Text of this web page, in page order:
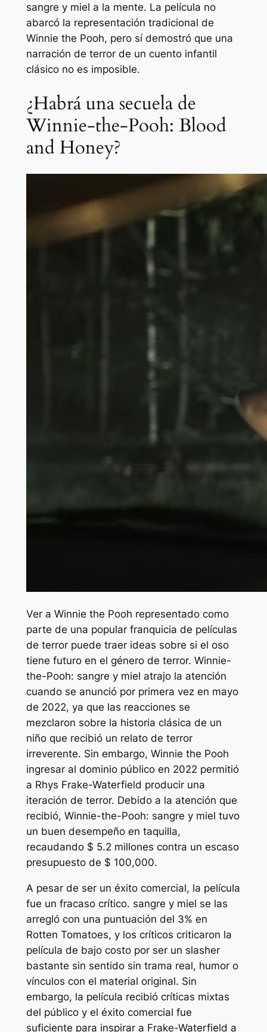
sangre y miel a la mente. La película no
abarcó la representación tradicional de
Winnie the Pooh, pero sí demostró que una
narración de terror de un cuento infantil
clásico no es imposible.
¿Habrá una secuela de
Winnie-the-Pooh: Blood
and Honey?
Ver a Winnie the Pooh representado como
parte de una popular franquicia de películas
de terror puede traer ideas sobre si el oso
tiene futuro en el género de terror. Winnie-
the-Pooh: sangre y miel atrajo la atención
cuando se anunció por primera vez en mayo
de 2022, ya que las reacciones se
mezclaron sobre la historia clásica de un
niño que recibió un relato de terror
irreverente. Sin embargo, Winnie the Pooh
ingresar al dominio público en 2022 permitió
a Rhys Frake-Waterfield producir una
iteración de terror. Debido a la atención que
recibió, Winnie-the-Pooh: sangre y miel tuvo
un buen desempeño en taquilla,
recaudando $ 5.2 millones contra un escaso
presupuesto de $ 100,000.
A pesar de ser un éxito comercial, la película
fue un fracaso crítico. sangre y miel se las
arregló con una puntuación del 3% en
Rotten Tomatoes, y los críticos criticaron la
película de bajo costo por ser un slasher
bastante sin sentido sin trama real, humor o
vínculos con el material original. Sin
embargo, la película recibió críticas mixtas
del público y el éxito comercial fue
suficiente para inspirar a Frake-Waterfield a